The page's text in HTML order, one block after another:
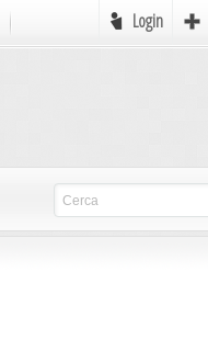
Login
Favole
Mondo Pirati Icone